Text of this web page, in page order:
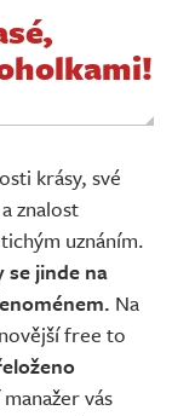
krásy, své
znalost
uznáním.
jinde na
Na
free to
vás